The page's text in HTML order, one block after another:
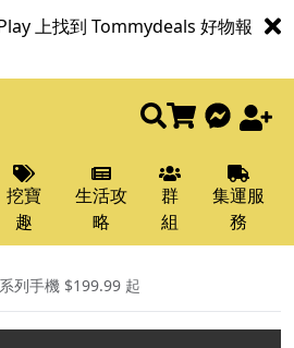
上找到 Tommydeals 好物報
挖寶
趣
生活攻
略
群
組
集運服
務
列手機 $199.99 起